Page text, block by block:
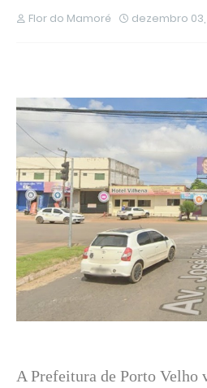
Flor do Mamoré dezembro
A Prefeitura de Porto Velho